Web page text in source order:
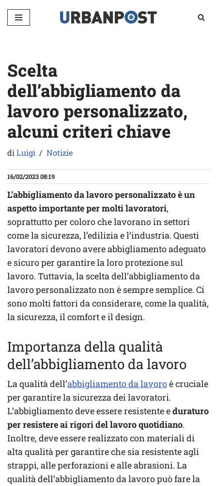
Vai
Scelta
dell’abbigliamento da
lavoro personalizzato,
alcuni criteri chiave
diLuigi Notizie
16/02/2023 08:19
L’abbigliamento da lavoro personalizzato è un
aspetto importante per molti lavoratori,
soprattutto per coloro che lavorano in settori
come la sicurezza, l’edilizia e l’industria. Questi
lavoratori devono avere abbigliamento adeguato
e sicuro per garantire la loro protezione sul
lavoro. Tuttavia, la scelta dell’abbigliamento da
lavoro personalizzato non è sempre semplice. Ci
sono molti fattori da considerare, come la qualità,
la sicurezza, il comfort e il design.
Importanza della qualità
dell’abbigliamento da lavoro
La qualità dell’abbigliamento da lavoroè cruciale
per garantire la sicurezza dei lavoratori.
L’abbigliamento deve essere resistente eduraturo
per resistere ai rigori del lavoro quotidiano.
Inoltre, deve essere realizzato con materiali di
alta qualità per garantire che sia resistente agli
strappi, alle perforazioni e alle abrasioni. La
qualità dell’abbigliamento da lavoro può fare la